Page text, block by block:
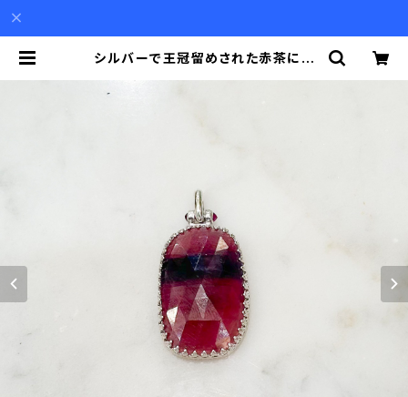
シルバーで王冠留めされた赤茶にラ